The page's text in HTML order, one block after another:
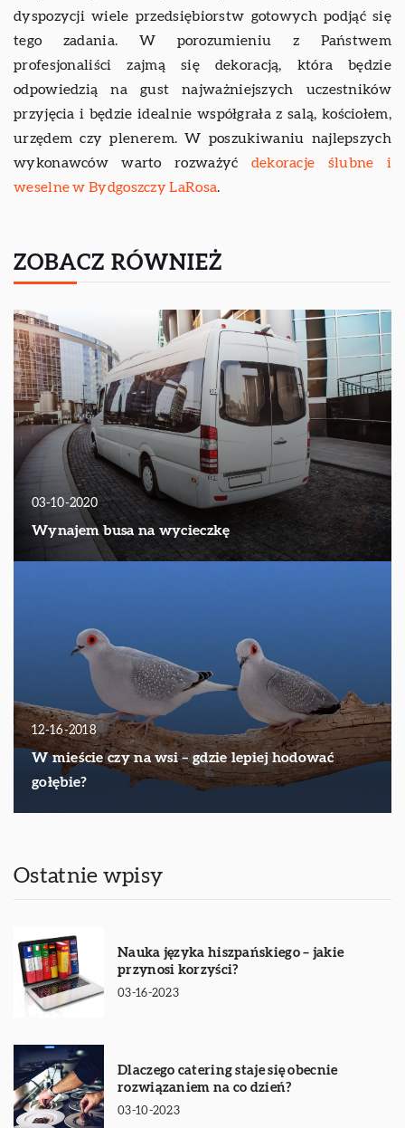
dyspozycji wiele przedsiębiorstw gotowych podjąć się
tego zadania. W porozumieniu z Państwem
profesjonaliści zajmą się dekoracją, która będzie
odpowiedzią na gust najważniejszych uczestników
przyjęcia i będzie idealnie współgrała z salą, kościołem,
urzędem czy plenerem. W poszukiwaniu najlepszych
wykonawców warto rozważyć dekoracje ślubne i
weselne w Bydgoszczy LaRosa.
ZOBACZ RÓWNIEŻ
03-10-2020
Wynajem busa na wycieczkę
12-16-2018
W mieście czy na wsi – gdzie lepiej hodować
gołębie?
Ostatnie wpisy
Nauka języka hiszpańskiego – jakie
przynosi korzyści?
03-16-2023
Dlaczego catering staje się obecnie
rozwiązaniem na co dzień?
03-10-2023